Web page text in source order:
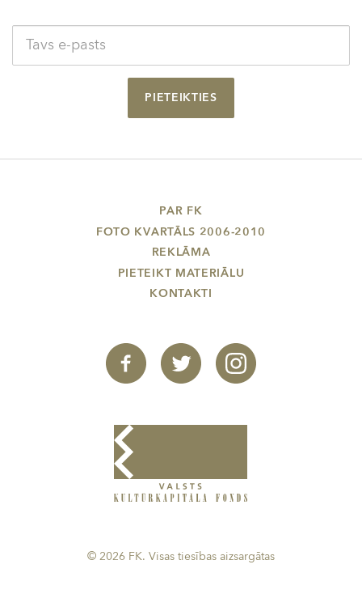
PIETEIKTIES
PAR FK
FOTO KVARTĀLS 2006-2010
REKLĀMA
PIETEIKT MATERIĀLU
KONTAKTI
© 2026 FK. Visas tiesības aizsargātas